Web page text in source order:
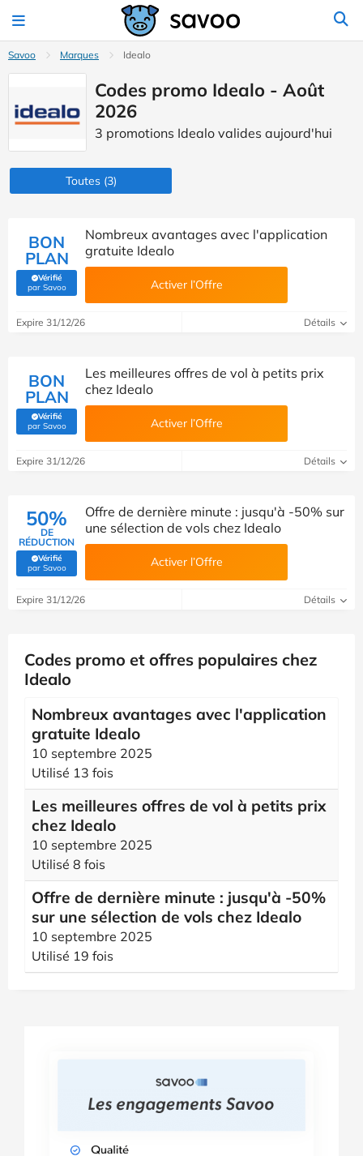
Savoo Marques Idealo
Codes promo Idealo - Août
2026
3 promotions Idealo valides aujourd'hui
Toutes(3)
BON
PLAN
Vérifié
par Savoo(Vérifié par Savoo)
Nombreux avantages avec l'application
gratuite Idealo
Activer l’Offre
Expire 31/12/26 Détails
BON
PLAN
Vérifié
par Savoo(Vérifié par Savoo)
Les meilleures offres de vol à petits prix
chez Idealo
Activer l’Offre
Expire 31/12/26 Détails
50%
DE
RÉDUCTION
Vérifié
par Savoo(Vérifié par Savoo)
Offre de dernière minute : jusqu'à -50% sur
une sélection de vols chez Idealo
Activer l’Offre
Expire 31/12/26 Détails
Codes promo et offres populaires chez
Idealo
Nombreux avantages avec l'application
gratuite Idealo
10 septembre 2025
Utilisé 13 fois
Les meilleures offres de vol à petits prix
chez Idealo
10 septembre 2025
Utilisé 8 fois
Offre de dernière minute : jusqu'à -50%
sur une sélection de vols chez Idealo
10 septembre 2025
Utilisé 19 fois